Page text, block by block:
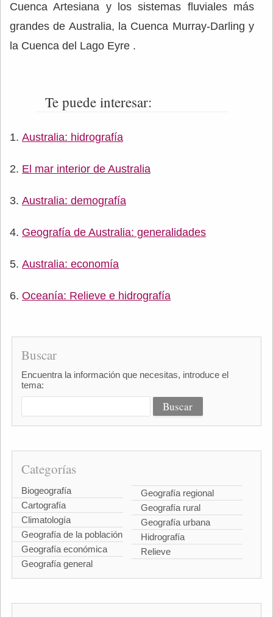
Cuenca Artesiana y los sistemas fluviales más
grandes de Australia, la Cuenca Murray-Darling y
la Cuenca del Lago Eyre .
Te puede interesar:
Australia: hidrografía
El mar interior de Australia
Australia: demografía
Geografía de Australia: generalidades
Australia: economía
Oceanía: Relieve e hidrografía
Buscar
Encuentra la información que necesitas, introduce el
tema:
Categorías
Biogeografía
Cartografía
Climatología
Geografía de la población
Geografía económica
Geografía general
Geografía regional
Geografía rural
Geografía urbana
Hidrografía
Relieve